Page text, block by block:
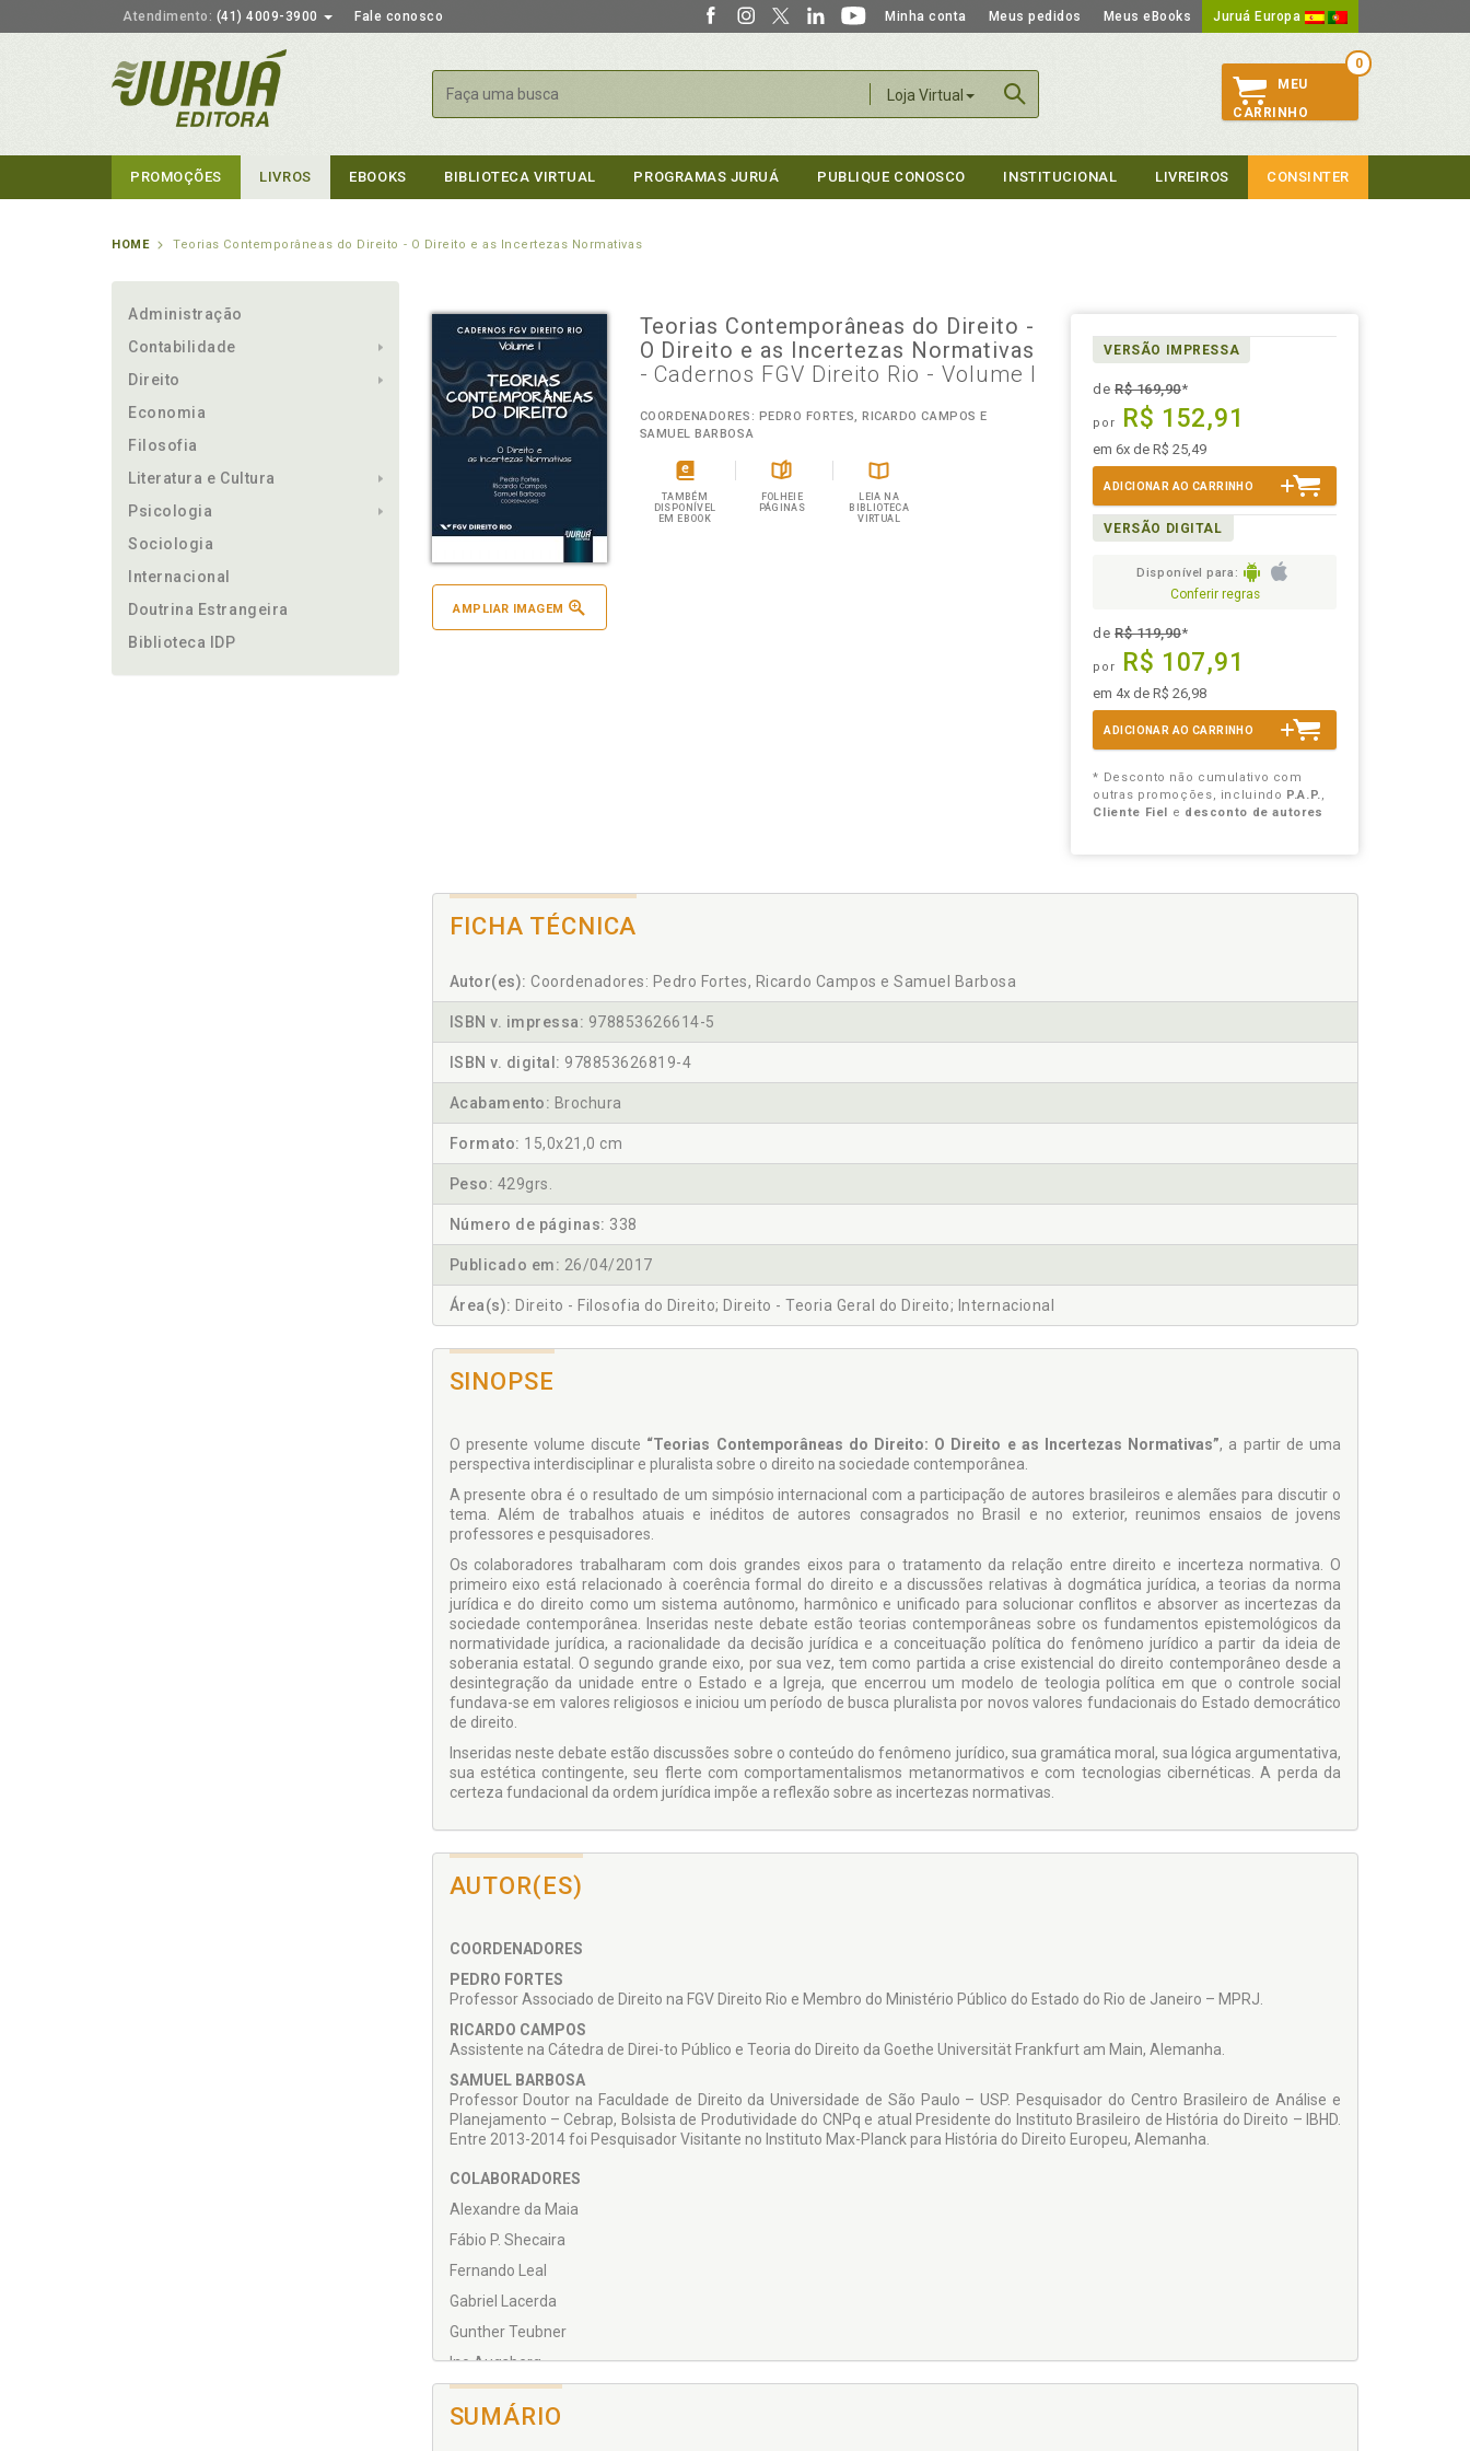
Atendimento: (41) 4009-3900 Fale conosco Minha conta Meus pedidos Meus eBooks Juruá Europa
Loja Virtual
Buscar
0
MEU
CARRINHO
PROMOÇÕES LIVROS EBOOKS BIBLIOTECA VIRTUAL PROGRAMAS JURUÁ PUBLIQUE CONOSCO INSTITUCIONAL LIVREIROS CONSINTER
HOME Teorias Contemporâneas do Direito - O Direito e as Incertezas Normativas
Administração
Contabilidade
Direito
Economia
Filosofia
Literatura e Cultura
Psicologia
Sociologia
Internacional
Doutrina Estrangeira
Biblioteca IDP
AMPLIAR IMAGEM
Teorias Contemporâneas do Direito -
O Direito e as Incertezas Normativas
- Cadernos FGV Direito Rio - Volume I
COORDENADORES: PEDRO FORTES, RICARDO CAMPOS E
SAMUEL BARBOSA
TAMBÉM
DISPONÍVEL
EM EBOOK
FOLHEIE
PÁGINAS
LEIA NA
BIBLIOTECA
VIRTUAL
VERSÃO IMPRESSA
deR$ 169,90*
por R$ 152,91
em 6x de R$ 25,49
ADICIONAR AO CARRINHO
VERSÃO DIGITAL
Disponível para:
Conferir regras
deR$ 119,90*
por R$ 107,91
em 4x de R$ 26,98
ADICIONAR AO CARRINHO
* Desconto não cumulativo com
outras promoções, incluindo P.A.P.,
Cliente Fiel
e desconto de autores
FICHA TÉCNICA
Autor(es): Coordenadores: Pedro Fortes, Ricardo Campos e Samuel Barbosa
ISBN v. impressa: 978853626614-5
ISBN v. digital: 978853626819-4
Acabamento: Brochura
Formato: 15,0x21,0 cm
Peso: 429grs.
Número de páginas: 338
Publicado em: 26/04/2017
Área(s): Direito - Filosofia do Direito; Direito - Teoria Geral do Direito; Internacional
SINOPSE
O presente volume discute “Teorias Contemporâneas do Direito: O Direito e as Incertezas Normativas”, a partir de uma
perspectiva interdisciplinar e pluralista sobre o direito na sociedade contemporânea.
A presente obra é o resultado de um simpósio internacional com a participação de autores brasileiros e alemães para dis­cutir o
tema. Além de trabalhos atuais e inéditos de autores consagrados no Brasil e no exterior, reunimos ensaios de jovens
professores e pesquisadores.
Os colaboradores trabalharam com dois grandes eixos para o tratamento da relação entre direito e incerteza normativa. O
primeiro eixo está relacionado à coerência formal do direito e a discussões relativas à dogmática jurídica, a teorias da norma
jurídica e do direito como um sistema autônomo, harmônico e unificado para solucionar conflitos e absorver as incertezas da
sociedade contemporânea. Inseridas neste debate estão teo­rias contemporâneas sobre os fundamentos epistemológicos da
normatividade jurídica, a racionalidade da decisão jurídica e a conceituação política do fenômeno jurídico a partir da ideia de
soberania estatal. O segundo grande eixo, por sua vez, tem como partida a crise existencial do direito contem­porâneo desde a
desintegração da unidade entre o Estado e a Igreja, que encerrou um modelo de teologia política em que o controle social
fundava-se em valores religiosos e iniciou um período de busca pluralista por novos valores fundacionais do Estado democrático
de direito.
Inseridas neste debate estão discussões sobre o conteúdo do fenômeno jurídico, sua gramática moral, sua lógica argumen­tativa,
sua estética contingente, seu flerte com comportamen­talismos metanormativos e com tecnologias cibernéticas. A perda da
certeza fundacional da ordem jurídica impõe a re­flexão sobre as incertezas normativas.
AUTOR(ES)
COORDENADORES
PEDRO FORTES
Professor Associado de Direito na FGV Direito Rio e Membro do Ministério Público do Es­tado do Rio de Janeiro – MPRJ.
RICARDO CAMPOS
Assistente na Cátedra de Direi-to Público e Teoria do Direito da Goethe Universität Frank­furt am Main, Alemanha.
SAMUEL BARBOSA
Professor Doutor na Facul­dade de Direito da Universi­dade de São Paulo – USP. Pes­quisador do Centro Brasileiro de Análise e
Planejamento – Cebrap, Bolsista de Produ­tividade do CNPq e atual Presidente do Instituto Brasileiro de História do Direito – IBHD.
Entre 2013-2014 foi Pesquisa­dor Visitante no Instituto Max-Planck para História do Direito Europeu, Alemanha.
COLABORADORES
Alexandre da Maia
Fábio P. Shecaira
Fernando Leal
Gabriel Lacerda
Gunther Teubner
Ino Augsberg
Juliano Maranhão
Karl-Heinz Ladeur
SUMÁRIO